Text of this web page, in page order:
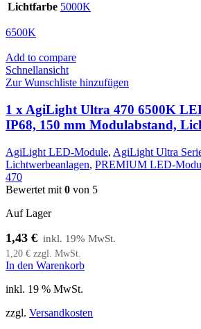
Lichtfarbe 5000K
6500K
Add to compare
Schnellansicht
Zur Wunschliste hinzufügen
1 x AgiLight Ultra 470 6500K
IP68, 150 mm Modulabstand,
AgiLight LED-Module, AgiLight Ultra
Lichtwerbeanlagen, PREMIUM LED-
470
Bewertet mit 0 von 5
Auf Lager
1,43 €
1,20 € zzgl. MwSt.
In den Warenkorb
inkl. 19 % MwSt.
zzgl. Versandkosten